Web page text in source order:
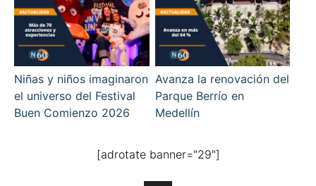
Niñas y niños imaginaron
el universo del Festival
Buen Comienzo 2026
Avanza la renovación del
Parque Berrío en
Medellín
[adrotate banner="29"]